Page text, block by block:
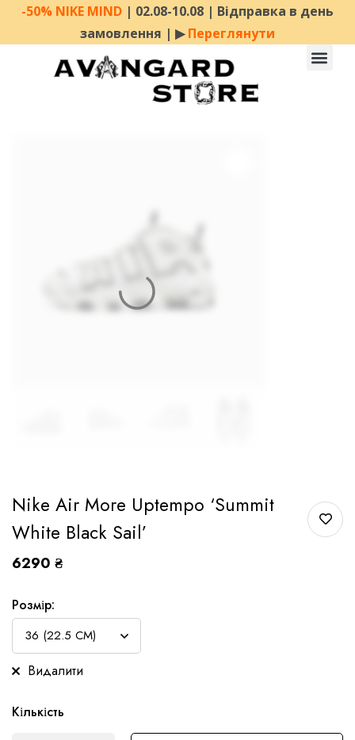
-50% NIKE MIND | 02.08-10.08 | Відправка в день
замовлення | ▶︎Переглянути
Nike Air More Uptempo ‘Summit
White Black Sail’
6290 ₴
Розмір:
Видалити
Кількість